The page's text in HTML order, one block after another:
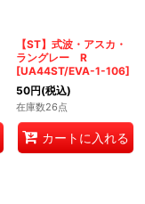
【ST】式波・アスカ・
ラングレー R
[UA44ST/EVA-1-106]
50円(税込)
在庫数26点
カートに入れる